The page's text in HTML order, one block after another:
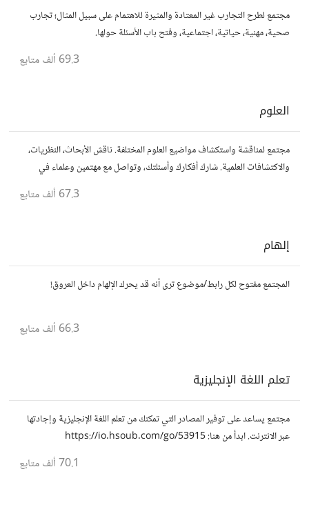
مجتمع لطرح التجارب غير المعتادة والمثيرة للاهتمام على سبيل المثال؛ تجارب
صحية، مهنية، حياتية، اجتماعية، وفتح باب الأسئلة حولها.
69.3 ألف متابع
العلوم
مجتمع لمناقشة واستكشاف مواضيع العلوم المختلفة. ناقش الأبحاث، النظريات،
والاكتشافات العلمية. شارك أفكارك وأسئلتك، وتواصل مع مهتمين وعلماء في
67.3 ألف متابع
إلهام
المجتمع مفتوح لكل رابط/موضوع ترى أنه قد يحرك الإلهام داخل العروق!
66.3 ألف متابع
تعلم اللغة الإنجليزية
مجتمع يساعد على توفير المصادر التي تمكنك من تعلم اللغة الإنجليزية وإجادتها
عبر الانترنت. ابدأ من هنا: https://io.hsoub.com/go/53915
70.1 ألف متابع